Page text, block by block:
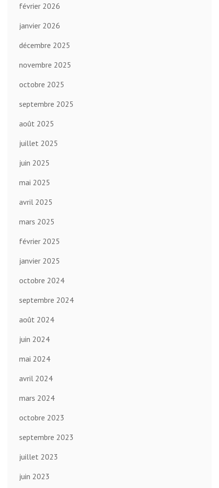
février 2026
janvier 2026
décembre 2025
novembre 2025
octobre 2025
septembre 2025
août 2025
juillet 2025
juin 2025
mai 2025
avril 2025
mars 2025
février 2025
janvier 2025
octobre 2024
septembre 2024
août 2024
juin 2024
mai 2024
avril 2024
mars 2024
octobre 2023
septembre 2023
juillet 2023
juin 2023